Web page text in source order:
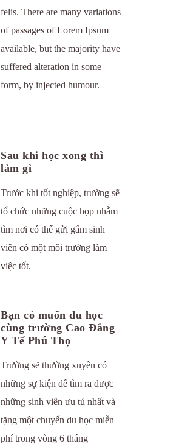
felis. There are many variations
of passages of Lorem Ipsum
available, but the majority have
suffered alteration in some
form, by injected humour.
Sau khi học xong thì
làm gì
Trước khi tốt nghiệp, trường sẽ
tổ chức những cuộc họp nhằm
tìm nơi có thể gửi gắm sinh
viên có một môi trường làm
việc tốt.
Bạn có muốn du học
cùng trường Cao Đẳng
Y Tế Phú Thọ
Trường sẽ thường xuyên có
những sự kiện để tìm ra được
những sinh viên ưu tú nhất và
tặng một chuyến du học miễn
phí trong vòng 6 tháng